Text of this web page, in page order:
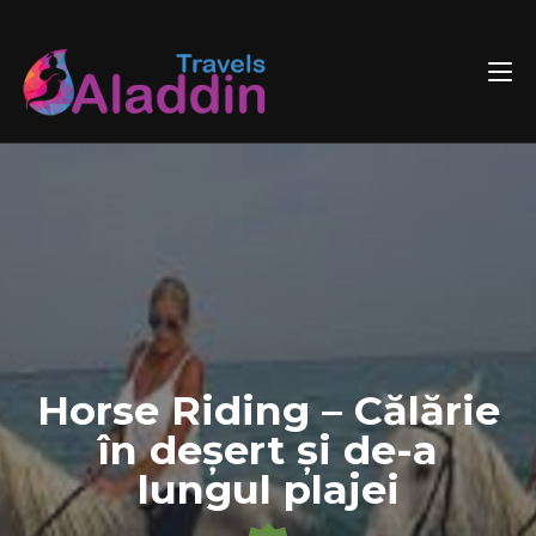
content
Horse Riding – Călărie
în deșert și de-a
lungul plajei